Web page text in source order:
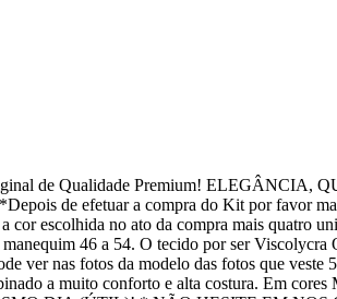
de Qualidade Premium! ELEGÂNCIA,
de efetuar a compra do Kit por favor
escolhida no ato da compra mais quatro
46 a 54. O tecido por ser Viscolycra
ver nas fotos da modelo das fotos que veste
a muito conforto e alta costura. Em